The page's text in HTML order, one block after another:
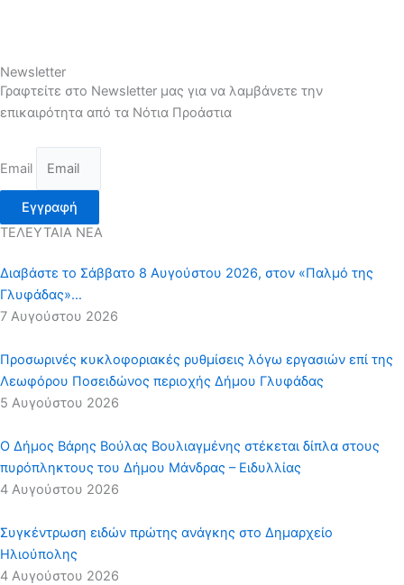
Newsletter
Γραφτείτε στο Newsletter μας για να λαμβάνετε την
επικαιρότητα από τα Νότια Προάστια
Email
Εγγραφή
ΤΕΛΕΥΤΑΙΑ ΝΕΑ
Διαβάστε το Σάββατο 8 Αυγούστου 2026, στον «Παλμό της
Γλυφάδας»…
7 Αυγούστου 2026
Προσωρινές κυκλοφοριακές ρυθμίσεις λόγω εργασιών επί της
Λεωφόρου Ποσειδώνος περιοχής Δήμου Γλυφάδας
5 Αυγούστου 2026
Ο Δήμος Βάρης Βούλας Βουλιαγμένης στέκεται δίπλα στους
πυρόπληκτους του Δήμου Μάνδρας – Ειδυλλίας
4 Αυγούστου 2026
Συγκέντρωση ειδών πρώτης ανάγκης στο Δημαρχείο
Ηλιούπολης
4 Αυγούστου 2026